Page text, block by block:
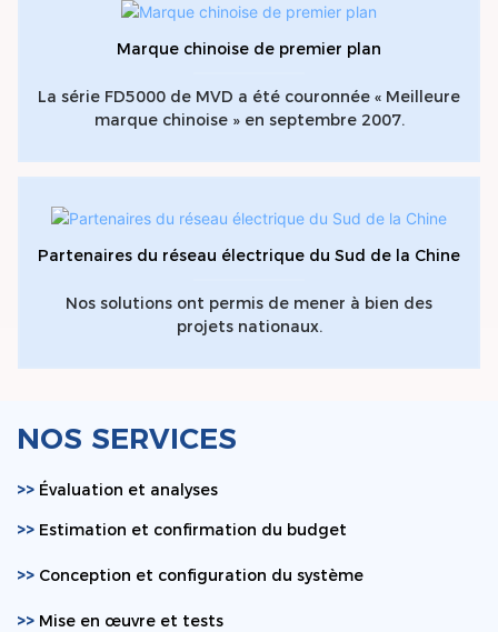
Marque chinoise de premier plan
La série FD5000 de MVD a été couronnée « Meilleure
marque chinoise » en septembre 2007.
Partenaires du réseau électrique du Sud de la Chine
Nos solutions ont permis de mener à bien des
projets nationaux.
NOS SERVICES
>> Évaluation et analyses
>> Estimation et confirmation du budget
>> Conception et configuration du système
>> Mise en œuvre et tests